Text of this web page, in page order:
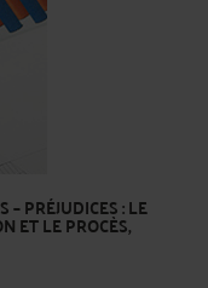
PRÉJUDICES : LE
ET LE PROCÈS,